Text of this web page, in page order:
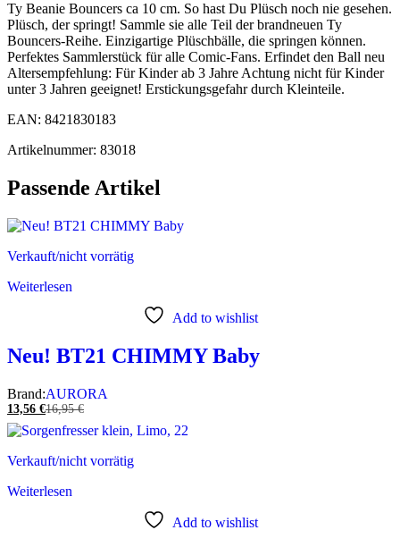
Ty Beanie Bouncers ca 10 cm. So hast Du Plüsch noch nie gesehen.
Plüsch, der springt! Sammle sie alle Teil der brandneuen Ty
Bouncers-Reihe. Einzigartige Plüschbälle, die springen können.
Perfektes Sammlerstück für alle Comic-Fans. Erfindet den Ball neu
Altersempfehlung: Für Kinder ab 3 Jahre Achtung nicht für Kinder
unter 3 Jahren geeignet! Erstickungsgefahr durch Kleinteile.
EAN: 8421830183
Artikelnummer: 83018
Passende Artikel
Verkauft/nicht vorrätig
Weiterlesen
Add to wishlist
Neu! BT21 CHIMMY Baby
Brand:AURORA
13,56 €16,95€
Verkauft/nicht vorrätig
Weiterlesen
Add to wishlist